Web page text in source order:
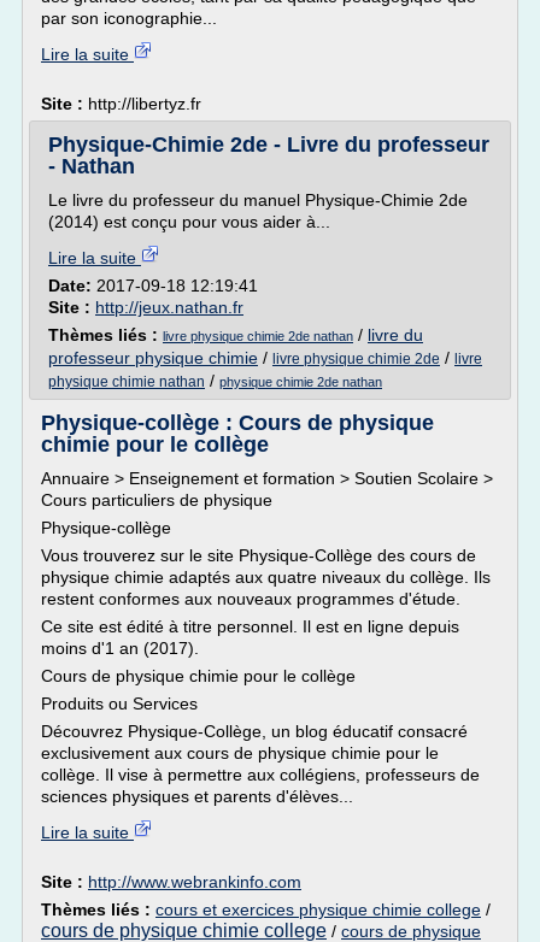
par son iconographie...
Lire la suite
Site : http://libertyz.fr
Physique-Chimie 2de - Livre du professeur
- Nathan
Le livre du professeur du manuel Physique-Chimie 2de
(2014) est conçu pour vous aider à...
Lire la suite
Date: 2017-09-18 12:19:41
Site : http://jeux.nathan.fr
Thèmes liés : livre physique chimie 2de nathan / livre du
professeur physique chimie / livre physique chimie 2de / livre
physique chimie nathan / physique chimie 2de nathan
Physique-collège : Cours de physique
chimie pour le collège
Annuaire > Enseignement et formation > Soutien Scolaire >
Cours particuliers de physique
Physique-collège
Vous trouverez sur le site Physique-Collège des cours de
physique chimie adaptés aux quatre niveaux du collège. Ils
restent conformes aux nouveaux programmes d'étude.
Ce site est édité à titre personnel. Il est en ligne depuis
moins d'1 an (2017).
Cours de physique chimie pour le collège
Produits ou Services
Découvrez Physique-Collège, un blog éducatif consacré
exclusivement aux cours de physique chimie pour le
collège. Il vise à permettre aux collégiens, professeurs de
sciences physiques et parents d'élèves...
Lire la suite
Site : http://www.webrankinfo.com
Thèmes liés : cours et exercices physique chimie college /
cours de physique chimie college / cours de physique